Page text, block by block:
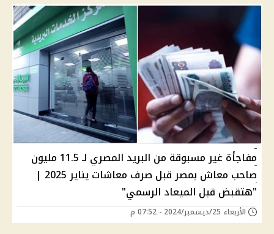
مفاجأة غير مسبوقة من البريد المصري لـ 11.5 مليون
صاحب معاش بمصر قبل صرف معاشات يناير 2025 |
"هتقبض قبل الميعاد الرسمي"
الأربعاء 25/ديسمبر/2024 - 07:52 م